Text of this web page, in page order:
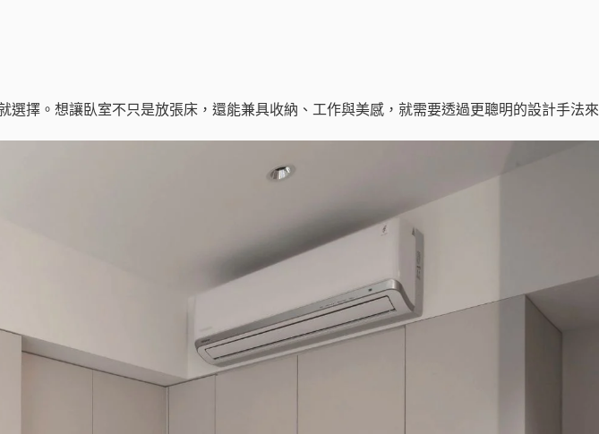
擇。想讓臥室不只是放張床，還能兼具收納、工作與美感，就需要透過更聰明的設計手法來